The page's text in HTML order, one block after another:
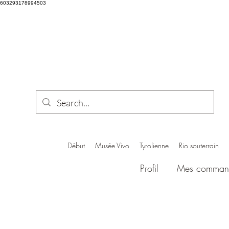
603293178994503
Début Musée Vivo Tyrolienne Rio souterrain
Profil Mes